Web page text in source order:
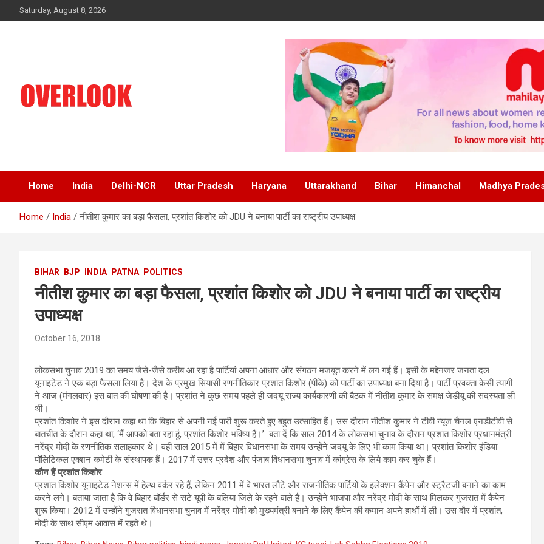
to
Saturday, August 8, 2026
Home India Delhi-NCR Uttar Pradesh Haryana Uttarakhand Bihar Himanchal Madhya
Home India नीतीश कुमार का बड़ा फैसला, प्रशांत किशोर को JDU ने बनाया पार्टी का राष्‍ट्रीय उपाध्‍यक्ष
BIHAR BJP INDIA PATNA POLITICS
नीतीश कुमार का बड़ा फैसला, प्रशांत किशोर को JDU ने बनाया पार्टी का राष्‍ट्रीय
उपाध्‍यक्ष
October 16, 2018
लोकसभा चुनाव 2019 का समय जैसे-जैसे करीब आ रहा है पार्टियां अपना आधार और संगठन मजबूत करने में लग गई हैं। इसी के मद्देनजर जनता दल
यूनाइटेड ने एक बड़ा फैसला लिया है। देश के प्रमुख सियासी रणनीतिकार प्रशांत किशोर (पीके) को पार्टी का उपाध्यक्ष बना दिया है। पार्टी प्रवक्ता केसी त्यागी
ने आज (मंगलवार) इस बात की घोषणा की है। प्रशांत ने कुछ समय पहले ही जदयू राज्य कार्यकारणी की बैठक में नीतीश कुमार के समक्ष जेडीयू की सदस्यता ली
थी।
प्रशांत किशोर ने इस दौरान कहा था कि बिहार से अपनी नई पारी शुरू करते हुए बहुत उत्साहित हैं। उस दौरान नीतीश कुमार ने टीवी न्यूज चैनल एनडीटीवी से
बातचीत के दौरान कहा था, ‘मैं आपको बता रहा हूं, प्रशांत किशोर भविष्य हैं।’ बता दें कि साल 2014 के लोकसभा चुनाव के दौरान प्रशांत किशोर प्रधानमंत्री
नरेंद्र मोदी के रणनीतिक सलाहकार थे। वहीं साल 2015 में में बिहार विधानसभा के समय उन्होंने जदयू के लिए भी काम किया था। प्रशांत किशोर इंडिया
पॉलिटिकल एक्शन कमेटी के संस्थापक हैं। 2017 में उत्तर प्रदेश और पंजाब विधानसभा चुनाव में कांग्रेस के लिये काम कर चुके हैं।
कौन हैं प्रशांत किशोर
प्रशांत किशोर यूनाइटेड नेशन्स में हेल्थ वर्कर रहे हैं, लेकिन 2011 में वे भारत लौटे और राजनीतिक पार्टियों के इलेक्शन कैंपेन और स्ट्रैटजी बनाने का काम
करने लगे। बताया जाता है कि वे बिहार बॉर्डर से सटे यूपी के बलिया जिले के रहने वाले हैं। उन्होंने भाजपा और नरेंद्र मोदी के साथ मिलकर गुजरात में कैंपेन
शुरू किया। 2012 में उन्होंने गुजरात विधानसभा चुनाव में नरेंद्र मोदी को मुख्यमंत्री बनाने के लिए कैंपेन की कमान अपने हाथों में ली। उस दौर में प्रशांत,
मोदी के साथ सीएम आवास में रहते थे।